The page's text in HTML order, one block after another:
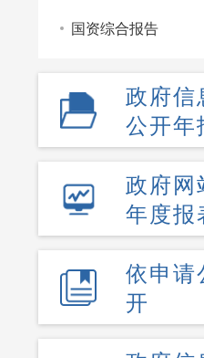
国资综合报告
政府信
公开年
政府网
年度报
依申请
开